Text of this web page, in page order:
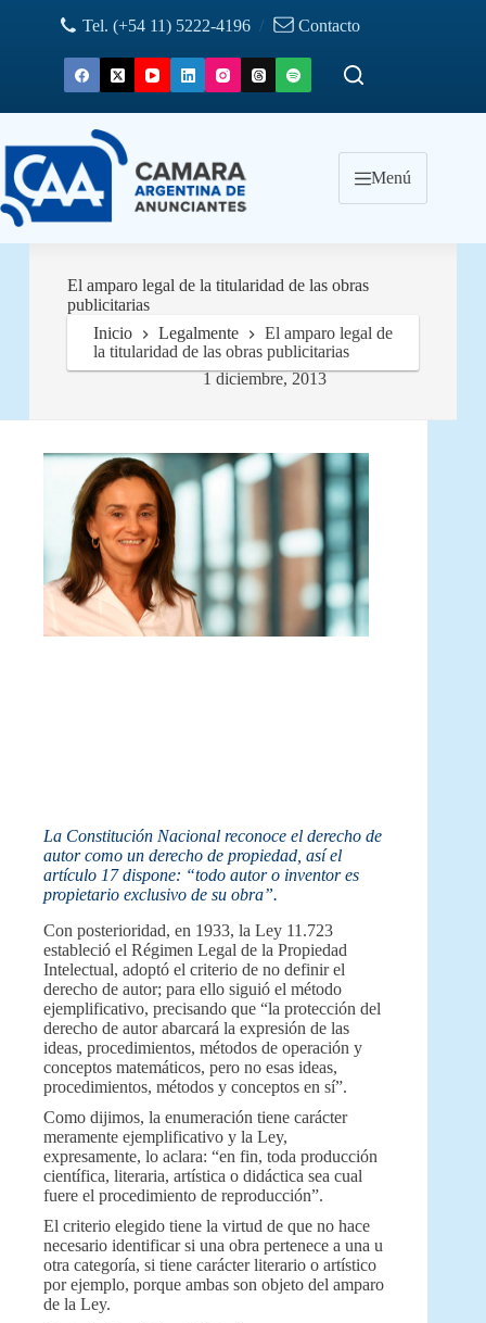
Tel. (+54 11) 5222-4196 / Contacto
Menú
El amparo legal de la titularidad de las obras
publicitarias
1 diciembre, 2013
Inicio Legalmente
El amparo legal de
la titularidad de las obras publicitarias
La Constitución Nacional reconoce el derecho de
autor como un derecho de propiedad, así el
artículo 17 dispone: “todo autor o inventor es
propietario exclusivo de su obra”.
Con posterioridad, en 1933, la Ley 11.723
estableció el Régimen Legal de la Propiedad
Intelectual, adoptó el criterio de no definir el
derecho de autor; para ello siguió el método
ejemplificativo, precisando que “la protección del
derecho de autor abarcará la expresión de las
ideas, procedimientos, métodos de operación y
conceptos matemáticos, pero no esas ideas,
procedimientos, métodos y conceptos en sí”.
Como dijimos, la enumeración tiene carácter
meramente ejemplificativo y la Ley,
expresamente, lo aclara: “en fin, toda producción
científica, literaria, artística o didáctica sea cual
fuere el procedimiento de reproducción”.
El criterio elegido tiene la virtud de que no hace
necesario identificar si una obra pertenece a una u
otra categoría, si tiene carácter literario o artístico
por ejemplo, porque ambas son objeto del amparo
de la Ley.